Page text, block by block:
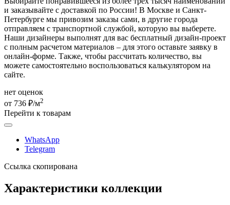
и заказывайте с доставкой по России! В Москве и Санкт-
Петербурге мы привозим заказы сами, в другие города
отправляем с транспортной службой, которую вы выберете.
Наши дизайнеры выполнят для вас бесплатный дизайн-проект
с полным расчетом материалов – для этого оставьте заявку в
онлайн-форме. Также, чтобы рассчитать количество, вы
можете самостоятельно воспользоваться калькулятором на
сайте.
нет оценок
от 736 ₽/м2
Перейти к товарам
WhatsApp
Telegram
Ссылка скопирована
Характеристики коллекции